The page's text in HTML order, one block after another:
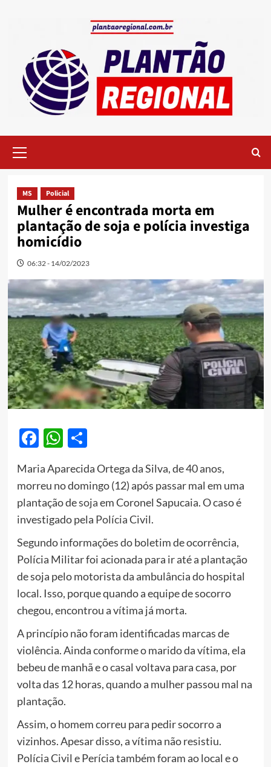
Menu
MS Policial
Mulher é encontrada morta em
plantação de soja e polícia investiga
homicídio
06:32 - 14/02/2023
Facebook
WhatsApp
Share
Maria Aparecida Ortega da Silva, de 40 anos,
morreu no domingo (12) após passar mal em uma
plantação desojaem Coronel Sapucaia. O caso é
investigado pela PolíciaCivil.
Segundo informações do boletim de ocorrência,
Polícia Militar foi acionada para ir até a plantação
de soja pelo motorista da ambulância do hospital
local. Isso, porque quando a equipe de socorro
chegou, encontrou a vítima já morta.
A princípio não foram identificadas marcas de
violência. Ainda conforme o marido da vítima, ela
bebeu de manhã e o casal voltava para casa, por
volta das 12 horas, quando a mulher passou mal na
plantação.
Assim, o homem correu para pedir socorro a
vizinhos. Apesar disso, a vítima não resistiu.
Polícia Civil e Perícia também foram ao local e o